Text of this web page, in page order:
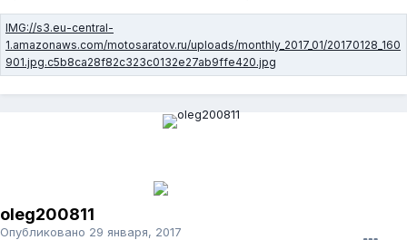
oleg200811
Опубликовано 29 января, 2017